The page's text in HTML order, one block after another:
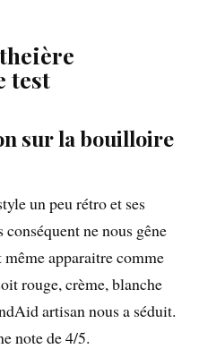
test
sur la bouilloire
un peu rétro et ses
ne nous gêne
apparaitre comme
rouge, crème, blanche
artisan nous a séduit.
note de 4/5.